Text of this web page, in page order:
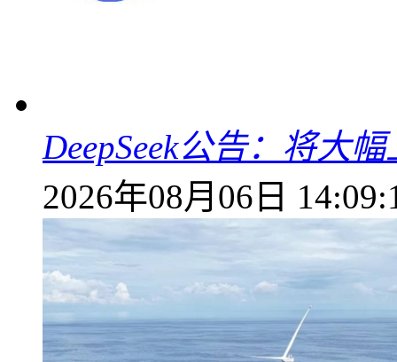
DeepSeek公告：将大
2026年08月06日